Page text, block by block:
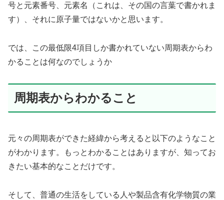
号と元素番号、元素名（これは、その国の言葉で書かれま
す）、それに原子量ではないかと思います。
では、この最低限4項目しか書かれていない周期表からわ
かることは何なのでしょうか
周期表からわかること
元々の周期表ができた経緯から考えると以下のようなこと
がわかります。もっとわかることはありますが、知ってお
きたい基本的なことだけです。
そして、普通の生活をしている人や製品含有化学物質の業